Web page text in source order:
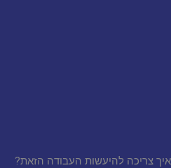
איך צריכה להיעשות העבודה הזאת?